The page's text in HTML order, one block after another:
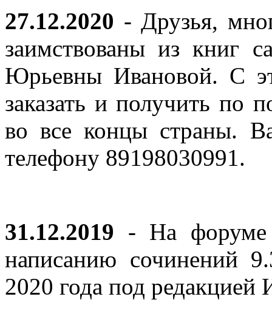
27.12.2020 - Друзья,
заимствованы из книг
Юрьевны Ивановой. С
заказать и получить по
во все концы страны.
телефону 89198030991.
31.12.2019 - На форуме
написанию сочинений
2020 года под